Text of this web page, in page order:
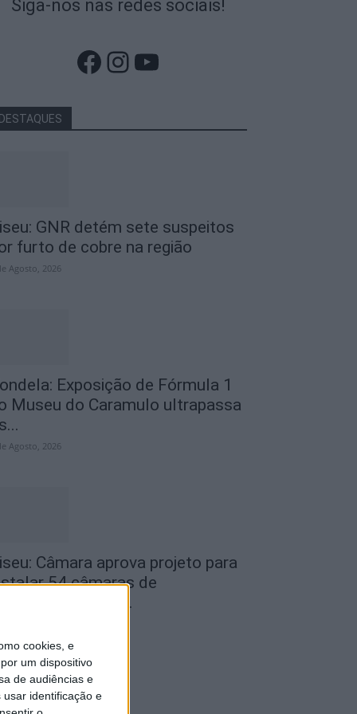
cookies, e
um dispositivo
de audiências e
identificação e
Siga-nos nas redes sociais!
Facebook
Instagram
YouTube
DESTAQUES
GNR detém sete suspeitos
furto de cobre na região
Agosto, 2026
Exposição de Fórmula 1
Museu do Caramulo ultrapassa
Agosto, 2026
Câmara aprova projeto para
54 câmaras de
em...